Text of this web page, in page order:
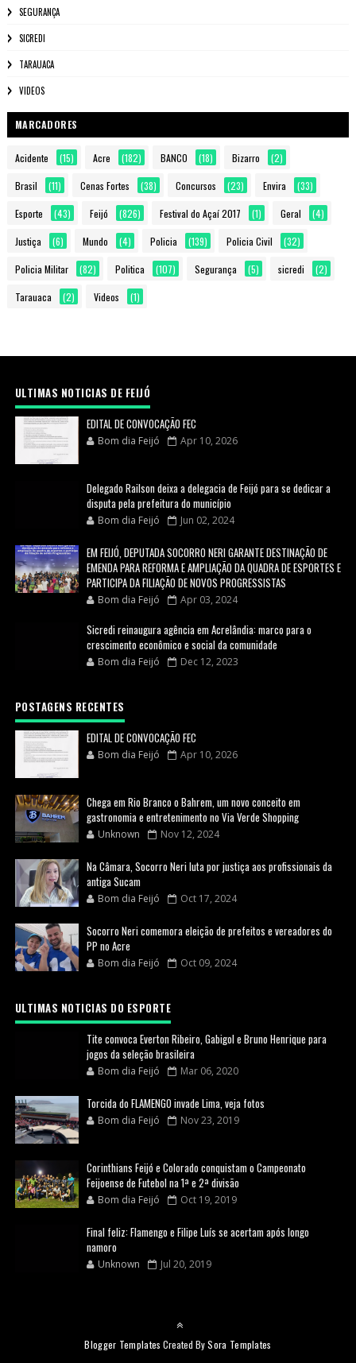
SEGURANÇA
SICREDI
TARAUACA
VIDEOS
MARCADORES
Acidente (15) Acre (182) BANCO (18) Bizarro (2)
Brasil (11) Cenas Fortes (38) Concursos (23) Envira (33)
Esporte (43) Feijó (826) Festival do Açaí 2017 (1) Geral (4)
Justiça (6) Mundo (4) Policia (139) Policia Civil (32)
Policia Militar (82) Politica (107) Segurança (5) sicredi (2)
Tarauaca (2) Videos (1)
ULTIMAS NOTICIAS DE FEIJÓ
EDITAL DE CONVOCAÇÃO FEC
Bom dia Feijó Apr 10, 2026
Delegado Railson deixa a delegacia de Feijó para se dedicar a
disputa pela prefeitura do município
Bom dia Feijó Jun 02, 2024
EM FEIJÓ, DEPUTADA SOCORRO NERI GARANTE DESTINAÇÃO DE
EMENDA PARA REFORMA E AMPLIAÇÃO DA QUADRA DE ESPORTES E
PARTICIPA DA FILIAÇÃO DE NOVOS PROGRESSISTAS
Bom dia Feijó Apr 03, 2024
Sicredi reinaugura agência em Acrelândia: marco para o
crescimento econômico e social da comunidade
Bom dia Feijó Dec 12, 2023
POSTAGENS RECENTES
EDITAL DE CONVOCAÇÃO FEC
Bom dia Feijó Apr 10, 2026
Chega em Rio Branco o Bahrem, um novo conceito em
gastronomia e entretenimento no Via Verde Shopping
Unknown Nov 12, 2024
Na Câmara, Socorro Neri luta por justiça aos profissionais da
antiga Sucam
Bom dia Feijó Oct 17, 2024
Socorro Neri comemora eleição de prefeitos e vereadores do
PP no Acre
Bom dia Feijó Oct 09, 2024
ULTIMAS NOTICIAS DO ESPORTE
Tite convoca Everton Ribeiro, Gabigol e Bruno Henrique para
jogos da seleção brasileira
Bom dia Feijó Mar 06, 2020
Torcida do FLAMENGO invade Lima, veja fotos
Bom dia Feijó Nov 23, 2019
Corinthians Feijó e Colorado conquistam o Campeonato
Feijoense de Futebol na 1ª e 2ª divisão
Bom dia Feijó Oct 19, 2019
Final feliz: Flamengo e Filipe Luís se acertam após longo
namoro
Unknown Jul 20, 2019
Blogger Templates Created BySora Templates